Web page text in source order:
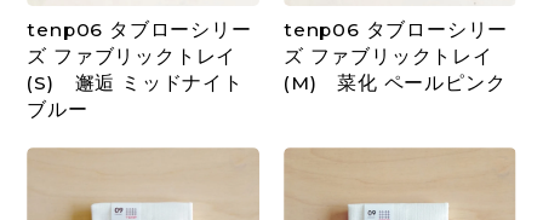
tenp06 タブローシリー
ズ ファブリックトレイ
(S) 邂逅 ミッドナイト
ブルー
tenp06 タブローシリー
ズ ファブリックトレイ
(M) 菜化 ペールピンク